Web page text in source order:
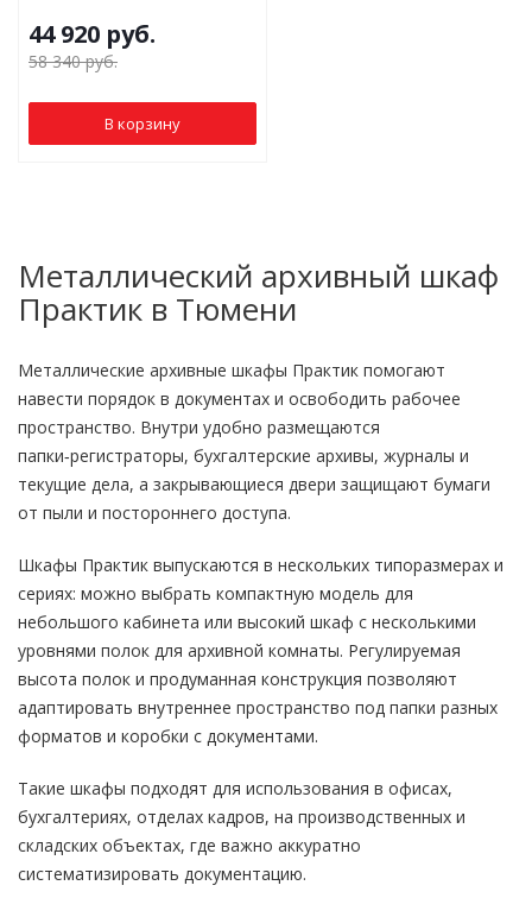
44 920 руб.
58 340руб.
В корзину
Металлический архивный шкаф
Практик в Тюмени
Металлические архивные шкафы Практик помогают
навести порядок в документах и освободить рабочее
пространство. Внутри удобно размещаются
папки‑регистраторы, бухгалтерские архивы, журналы и
текущие дела, а закрывающиеся двери защищают бумаги
от пыли и постороннего доступа.
Шкафы Практик выпускаются в нескольких типоразмерах и
сериях: можно выбрать компактную модель для
небольшого кабинета или высокий шкаф с несколькими
уровнями полок для архивной комнаты. Регулируемая
высота полок и продуманная конструкция позволяют
адаптировать внутреннее пространство под папки разных
форматов и коробки с документами.
Такие шкафы подходят для использования в офисах,
бухгалтериях, отделах кадров, на производственных и
складских объектах, где важно аккуратно
систематизировать документацию.